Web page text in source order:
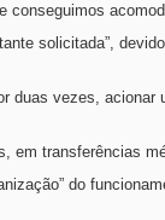
solicitada”,
duas vezes,
em transferências
do